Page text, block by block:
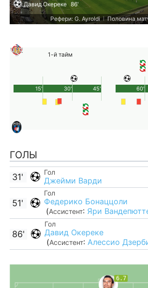
Давид Окереке 86'
Рефери: G. Ayroldi | Половина
1-й тайм
45'
15' 30' 60'
ГОЛЫ
Гол
Джейми Варди
31'
Гол
Федерико Бонаццоли
(Ассистент: Яри
51'
Гол
Давид Окереке
(Ассистент: Алессио
86'
6.7